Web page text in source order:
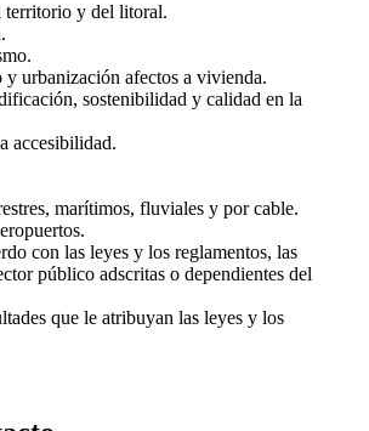
territorio y del litoral.
urbanización afectos a vivienda.
sostenibilidad y calidad en la
accesibilidad.
marítimos, fluviales y por cable.
con las leyes y los reglamentos, las
público adscritas o dependientes del
que le atribuyan las leyes y los